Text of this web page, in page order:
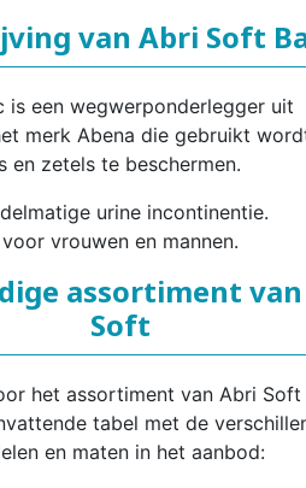
van Abri Soft
is een wegwerponderlegger uit
merk Abena die gebruikt
en zetels te beschermen.
urine incontinentie.
vrouwen en mannen.
assortiment
Soft
het assortiment van Abri
tabel met de
en maten in het aanbod: